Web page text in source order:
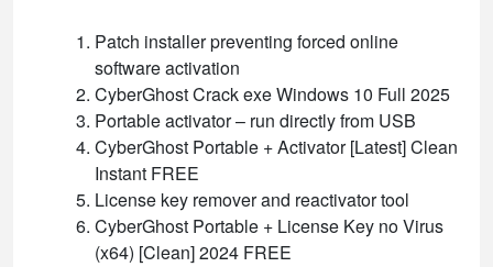
Patch installer preventing forced online
software activation
CyberGhost Crack exe Windows 10 Full 2025
Portable activator – run directly from USB
CyberGhost Portable + Activator [Latest] Clean
Instant FREE
License key remover and reactivator tool
CyberGhost Portable + License Key no Virus
(x64) [Clean] 2024 FREE